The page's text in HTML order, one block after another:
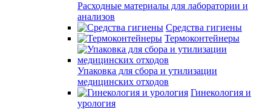
Расходные материалы для лаборатории и
анализов
Средства гигиены
Термоконтейнеры
Упаковка для сбора и утилизации
медицинских отходов
Гинекология и
урология